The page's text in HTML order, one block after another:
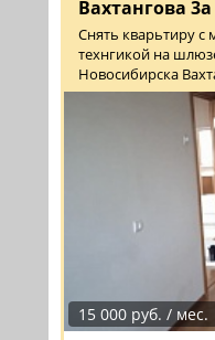
Вахтангова 3а
Снять кварьтиру
технгикой на
Новосибирска
15 000 руб. / мес.